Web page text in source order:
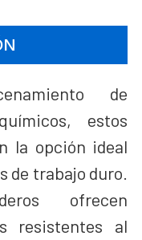
de
estos
la opción ideal
de trabajo duro.
ofrecen
resistentes al